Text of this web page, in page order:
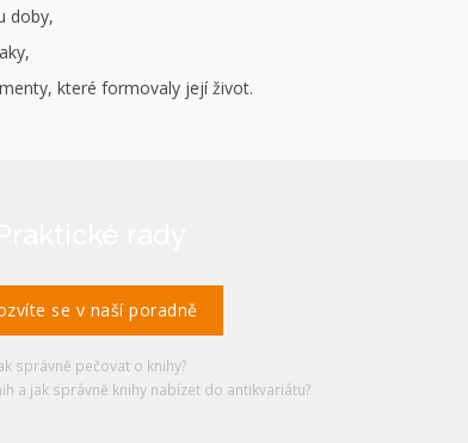
doby,
které formovaly její život.
se v naší poradně
správně pečovat o knihy?
a jak správně knihy nabízet do antikvariátu?